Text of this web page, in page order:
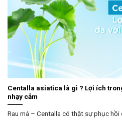
Centalla asiatica là gì ? Lợi ích
nhạy cảm
Rau má – Centalla có thật sự phục hồi